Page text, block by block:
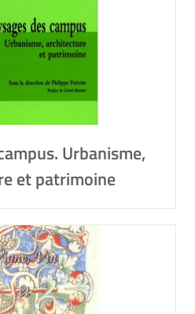
Urbanisme,
et patrimoine